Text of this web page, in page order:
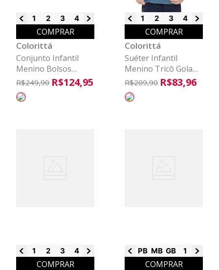
1 2 3 4 6
COMPRAR
Colorittá
Conjunto Infantil
Menino Bolsos
Frontais Colorittá
Preto
R$249,90 R$124,95
1 2 3 4 6
COMPRAR
Colorittá
Suéter Infantil
Menino Tricô Gola
Polo Colorittá Azul
R$209,90 R$83,96
1 2 3 4 6
COMPRAR
PB MB GB 1 2
COMPRAR